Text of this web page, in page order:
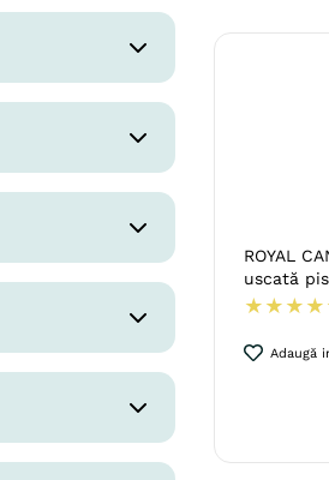
recompense caini
brit caini
Feline Health
ROYAL
uscată
★ ★ ★ ★
Adaugă